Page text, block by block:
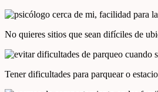
No quieres sitios que sean difíciles de
Tener dificultades para parquear o